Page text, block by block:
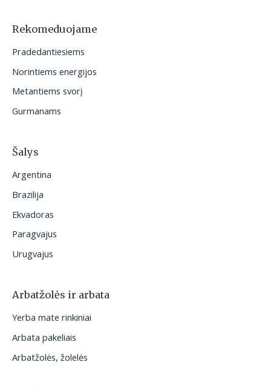
o
:
Rekomeduojame
Pradedantiesiems
Norintiems energijos
Metantiems svorį
Gurmanams
Šalys
Argentina
Brazilija
Ekvadoras
Paragvajus
Urugvajus
Arbatžolės ir arbata
Yerba mate rinkiniai
Arbata pakeliais
Arbatžolės, žolelės